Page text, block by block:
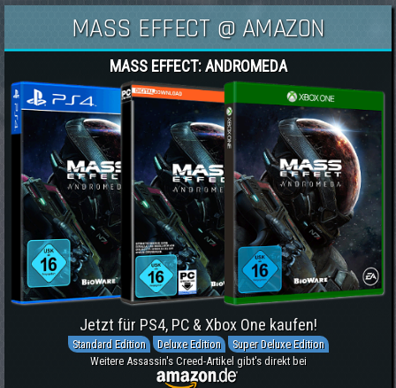
MASS EFFECT @ AMAZON
MASS EFFECT: ANDROMEDA
Jetzt für PS4, PC & Xbox One kaufen!
Standard Edition Deluxe Edition
Super Deluxe Edition
Weitere Assassin's Creed-Artikel gibt's direkt bei